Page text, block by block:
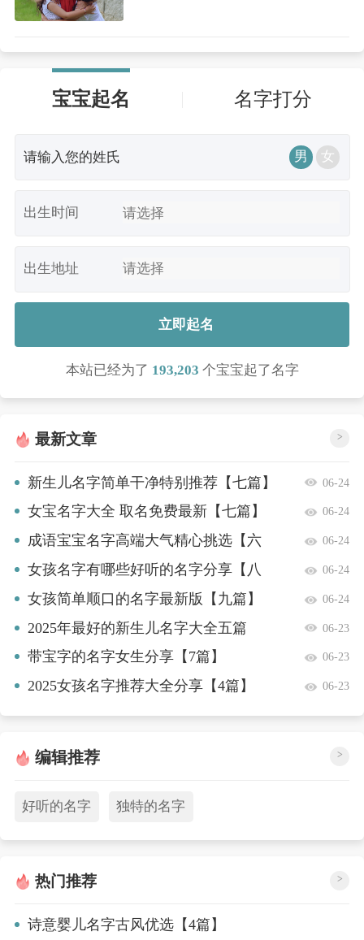
宝宝起名 名字打分
男 女
出生时间
出生地址
立即起名
本站已经为了 193,203 个宝宝起了名字
最新文章 >
新生儿名字简单干净特别推荐【七篇】 06-24
女宝名字大全 取名免费最新【七篇】 06-24
成语宝宝名字高端大气精心挑选【六
篇】
06-24
女孩名字有哪些好听的名字分享【八
篇】
06-24
女孩简单顺口的名字最新版【九篇】 06-24
2025年最好的新生儿名字大全五篇 06-23
带宝字的名字女生分享【7篇】 06-23
2025女孩名字推荐大全分享【4篇】 06-23
编辑推荐 >
好听的名字 独特的名字
热门推荐 >
诗意婴儿名字古风优选【4篇】